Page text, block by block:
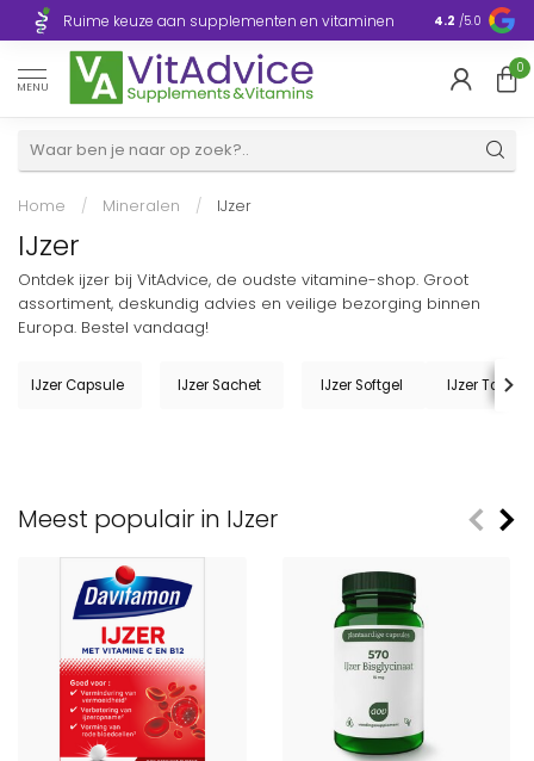
Ruime keuze aan supplementen en vitaminen Europa
4.2 /5.0
MENU
0
Home / Mineralen / IJzer
IJzer
Ontdek ijzer bij VitAdvice, de oudste vitamine-shop. Groot
assortiment, deskundig advies en veilige bezorging binnen
Europa. Bestel vandaag!
IJzer Capsule IJzer Sachet IJzer Softgel IJzer Tablet
Meest populair in IJzer